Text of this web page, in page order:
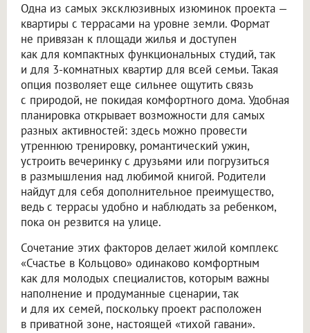
Одна из самых эксклюзивных изюминок проекта —
квартиры с террасами на уровне земли. Формат
не привязан к площади жилья и доступен
как для компактных функциональных студий, так
и для 3-комнатных квартир для всей семьи. Такая
опция позволяет еще сильнее ощутить связь
с природой, не покидая комфортного дома. Удобная
планировка открывает возможности для самых
разных активностей: здесь можно провести
утреннюю тренировку, романтический ужин,
устроить вечеринку с друзьями или погрузиться
в размышления над любимой книгой. Родители
найдут для себя дополнительное преимущество,
ведь с террасы удобно и наблюдать за ребенком,
пока он резвится на улице.
Сочетание этих факторов делает жилой комплекс
«Счастье в Кольцово» одинаково комфортным
как для молодых специалистов, которым важны
наполнение и продуманные сценарии, так
и для их семей, поскольку проект расположен
в приватной зоне, настоящей «тихой гавани».